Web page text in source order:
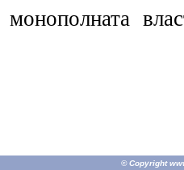
© Copyright